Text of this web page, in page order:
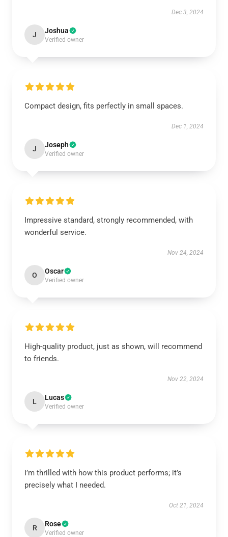
Dec 3, 2024
J Joshua
Verified owner
Compact design, fits perfectly in small spaces.
Dec 1, 2024
J Joseph
Verified owner
Impressive standard, strongly recommended, with
wonderful service.
Nov 24, 2024
O Oscar
Verified owner
High-quality product, just as shown, will recommend
to friends.
Nov 22, 2024
L Lucas
Verified owner
I’m thrilled with how this product performs; it’s
precisely what I needed.
Oct 21, 2024
R Rose
Verified owner